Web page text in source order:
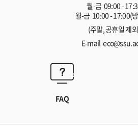
월-금 09:00 -
월-금 10:00 - 17:00(
(주말, 공휴일 제
E-mail
FAQ